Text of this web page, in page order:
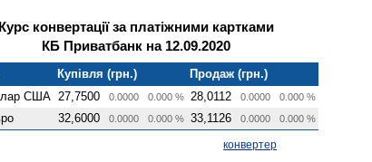
Курс конвертації за платіжними картками
КБ Приватбанк на 12.09.2020
Купівля (грн.)
Продаж (грн.)
США 27,7500 0.0000 0.000 % 28,0112 0.0000 0.000 %
32,6000 0.0000 0.000 % 33,1126 0.0000 0.000 %
конвертер